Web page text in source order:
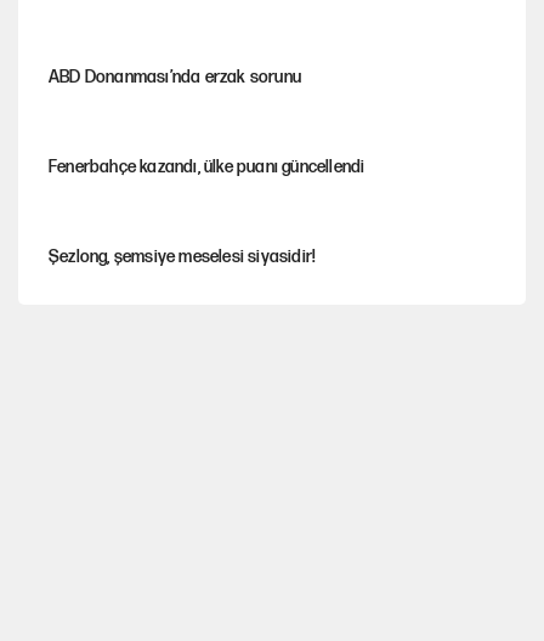
ABD Donanması’nda erzak sorunu
Fenerbahçe kazandı, ülke puanı güncellendi
Şezlong, şemsiye meselesi siyasidir!